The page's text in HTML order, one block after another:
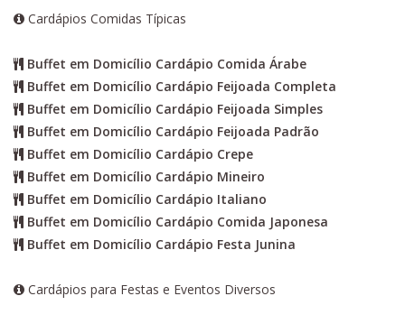
Cardápios Comidas Típicas
Buffet em Domicílio Cardápio Comida Árabe
Buffet em Domicílio Cardápio Feijoada Completa
Buffet em Domicílio Cardápio Feijoada Simples
Buffet em Domicílio Cardápio Feijoada Padrão
Buffet em Domicílio Cardápio Crepe
Buffet em Domicílio Cardápio Mineiro
Buffet em Domicílio Cardápio Italiano
Buffet em Domicílio Cardápio Comida Japonesa
Buffet em Domicílio Cardápio Festa Junina
Cardápios para Festas e Eventos Diversos